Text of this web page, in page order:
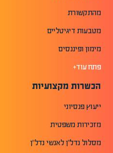
מהתקשורת
מטבעות דיגיטליים
מימון ופיננסים
פתח עוד+
הכשרות מקצועיות
ייעוץ פנסיוני
מזכירות משפטית
מסלול נדל"ן לאנשי נדל"ן